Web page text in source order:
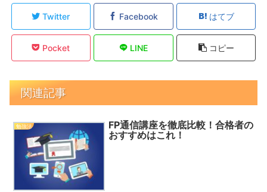
Twitter Facebook はてブ
Pocket LINE コピー
関連記事
勉強法
FP通信講座を徹底比較！合格者の
おすすめはこれ！